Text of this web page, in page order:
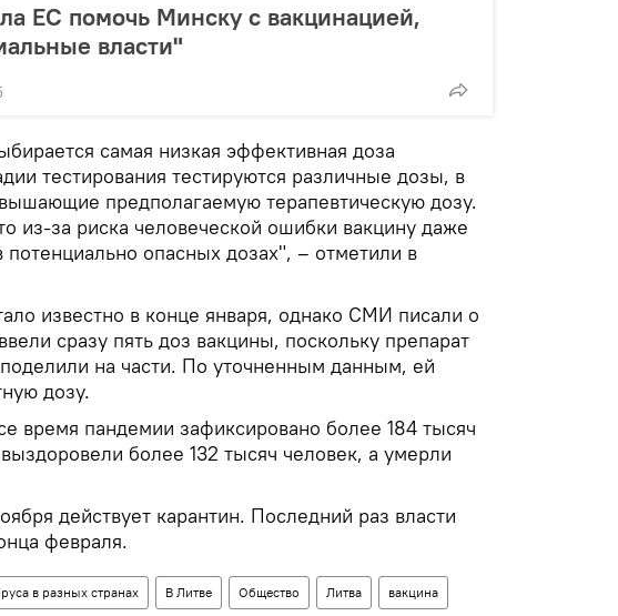
ЕС помочь Минску с вакцинацией,
власти"
самая низкая эффективная доза
тестирования тестируются различные дозы, в
предполагаемую терапевтическую дозу.
из-за риска человеческой ошибки вакцину даже
потенциально опасных дозах", – отметили в
известно в конце января, однако СМИ писали о
сразу пять доз вакцины, поскольку препарат
на части. По уточненным данным, ей
дозу.
время пандемии зафиксировано более 184 тысяч
более 132 тысяч человек, а умерли
действует карантин. Последний раз власти
февраля.
в разных странах В Литве Общество Литва вакцина